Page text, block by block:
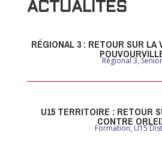
ACTUALITES
RÉGIONAL 3 : RETOUR SUR LA
Régional 3,
U15 TERRITOIRE : RETOUR
CONTRE
Formation,U15